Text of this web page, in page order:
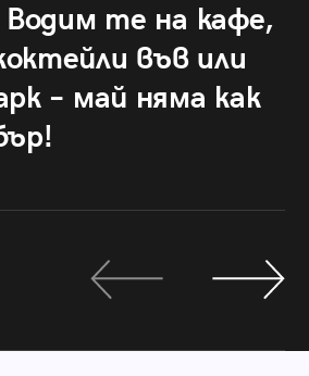
Водим те на кафе,
във или
– май няма как